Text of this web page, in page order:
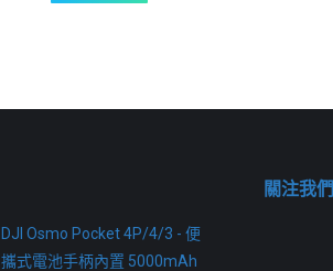
DJI Osmo Pocket 4P/4/3 - 便
攜式電池手柄內置 5000mAh
關注我們